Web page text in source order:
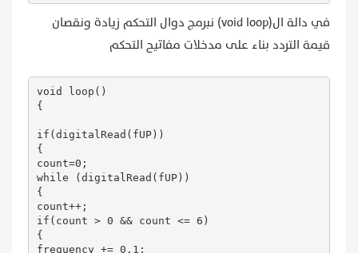
void frequencyUpdate()
  lcd.setCursor(0,0);
  lcd.setCursor(0,1);
  lcd.print(frequency);
  radio.setFrequency(frequency);
في دالة ال(void loop) نبرمج دوال التحكم زيادة ونقصان
قيمة التردد بناء على مدخلات مفاتيح التحكم
void loop()
{
if(digitalRead(fUP))
{
count=0;
while (digitalRead(fUP))
{
count++;
if(count > 0 && count <= 6)
{
frequency += 0.1;